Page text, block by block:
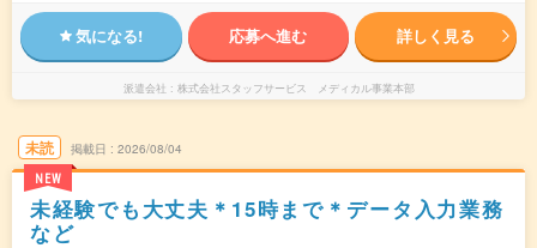
気になる! 応募へ進む 詳しく見る
派遣会社 株式会社スタッフサービス メディカル事業本部
未読
NEW
掲載日 2026/08/04
未経験でも大丈夫＊15時まで＊データ入力業務
など